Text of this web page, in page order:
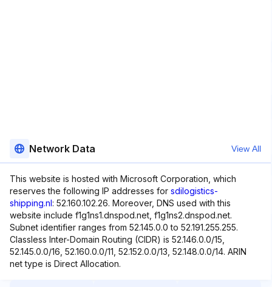
Network Data View All
This website is hosted with Microsoft Corporation, which
reserves the following IP addresses for sdilogistics-
shipping.nl: 52.160.102.26. Moreover, DNS used with this
website include f1g1ns1.dnspod.net, f1g1ns2.dnspod.net.
Subnet identifier ranges from 52.145.0.0 to 52.191.255.255.
Classless Inter-Domain Routing (CIDR) is 52.146.0.0/15,
52.145.0.0/16, 52.160.0.0/11, 52.152.0.0/13, 52.148.0.0/14. ARIN
net type is Direct Allocation.